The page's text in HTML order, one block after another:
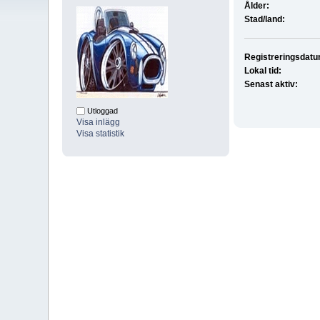
Utloggad
Visa inlägg
Visa statistik
Ålder:
Stad/land:
Lokal tid:
Senast aktiv: